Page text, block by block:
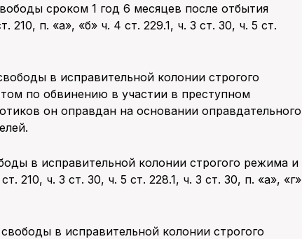
сроком 1 год 6 месяцев после отбытия
210, п. «а», «б» ч. 4 ст. 229.1, ч. 3 ст. 30, ч. 5 ст.
в исправительной колонии строгого
по обвинению в участии в преступном
он оправдан на основании оправдательного
в исправительной колонии строгого режима и
210, ч. 3 ст. 30, ч. 5 ст. 228.1, ч. 3 ст. 30, п. «а», «г»
в исправительной колонии строгого